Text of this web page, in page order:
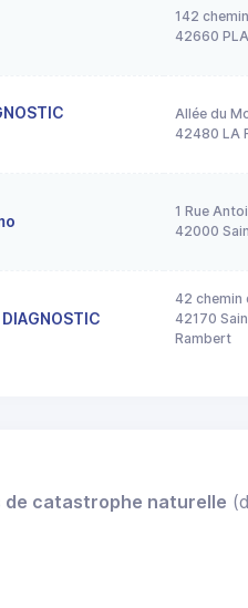
142
42660
Allée du
42480 LA
1 Rue
42000
DIAGNOSTIC
42 chemin
42170
Rambert
de catastrophe naturelle